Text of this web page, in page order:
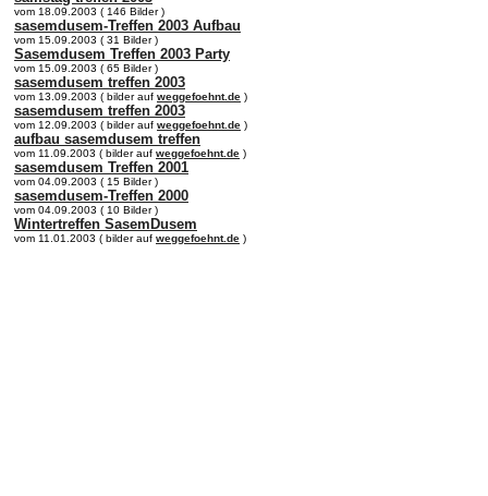
vom 18.09.2003 ( 146 Bilder )
sasemdusem-Treffen 2003 Aufbau
vom 15.09.2003 ( 31 Bilder )
Sasemdusem Treffen 2003 Party
vom 15.09.2003 ( 65 Bilder )
sasemdusem treffen 2003
vom 13.09.2003 ( bilder auf weggefoehnt.de )
sasemdusem treffen 2003
vom 12.09.2003 ( bilder auf weggefoehnt.de )
aufbau sasemdusem treffen
vom 11.09.2003 ( bilder auf weggefoehnt.de )
sasemdusem Treffen 2001
vom 04.09.2003 ( 15 Bilder )
sasemdusem-Treffen 2000
vom 04.09.2003 ( 10 Bilder )
Wintertreffen SasemDusem
vom 11.01.2003 ( bilder auf weggefoehnt.de )